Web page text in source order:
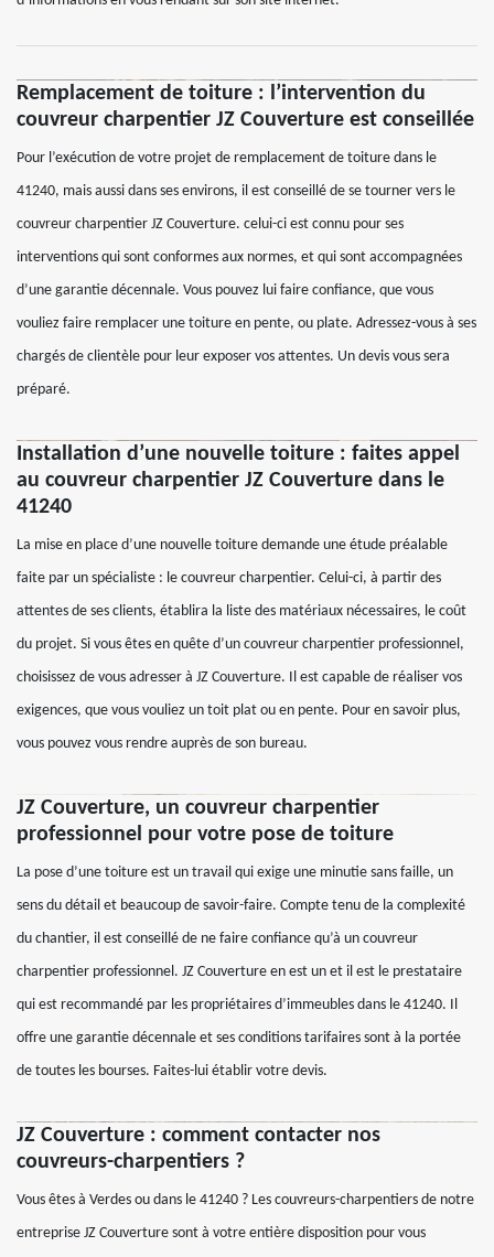
Remplacement de toiture : l’intervention du
couvreur charpentier JZ Couverture est conseillée
Pour l’exécution de votre projet de remplacement de toiture dans le
41240, mais aussi dans ses environs, il est conseillé de se tourner vers le
couvreur charpentier JZ Couverture. celui-ci est connu pour ses
interventions qui sont conformes aux normes, et qui sont accompagnées
d’une garantie décennale. Vous pouvez lui faire confiance, que vous
vouliez faire remplacer une toiture en pente, ou plate. Adressez-vous à ses
chargés de clientèle pour leur exposer vos attentes. Un devis vous sera
préparé.
Installation d’une nouvelle toiture : faites appel
au couvreur charpentier JZ Couverture dans le
41240
La mise en place d’une nouvelle toiture demande une étude préalable
faite par un spécialiste : le couvreur charpentier. Celui-ci, à partir des
attentes de ses clients, établira la liste des matériaux nécessaires, le coût
du projet. Si vous êtes en quête d’un couvreur charpentier professionnel,
choisissez de vous adresser à JZ Couverture. Il est capable de réaliser vos
exigences, que vous vouliez un toit plat ou en pente. Pour en savoir plus,
vous pouvez vous rendre auprès de son bureau.
JZ Couverture, un couvreur charpentier
professionnel pour votre pose de toiture
La pose d’une toiture est un travail qui exige une minutie sans faille, un
sens du détail et beaucoup de savoir-faire. Compte tenu de la complexité
du chantier, il est conseillé de ne faire confiance qu’à un couvreur
charpentier professionnel. JZ Couverture en est un et il est le prestataire
qui est recommandé par les propriétaires d’immeubles dans le 41240. Il
offre une garantie décennale et ses conditions tarifaires sont à la portée
de toutes les bourses. Faites-lui établir votre devis.
JZ Couverture : comment contacter nos
couvreurs-charpentiers ?
Vous êtes à Verdes ou dans le 41240 ? Les couvreurs-charpentiers de notre
entreprise JZ Couverture sont à votre entière disposition pour vous